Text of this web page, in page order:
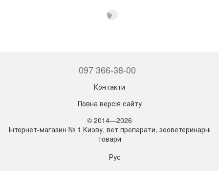
097 366-38-00
Контакти
Повна версія сайту
© 2014—2026
Інтернет-магазин № 1 Киэву, вет препарати, зооветеринарні
товари
Рус